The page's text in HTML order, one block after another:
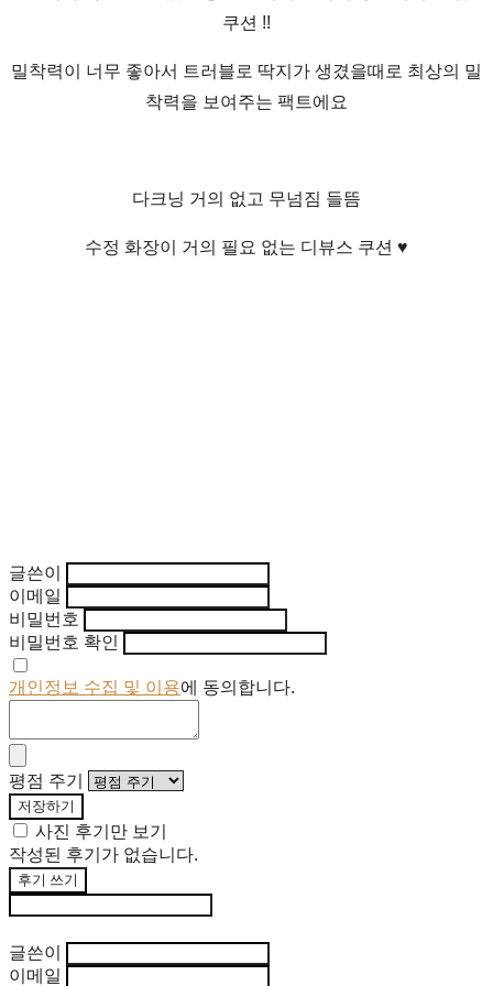
쿠션 !!
밀착력이 너무 좋아서 트러블로 딱지가 생겼을때로 최상의 밀
착력을 보여주는 팩트에요
다크닝 거의 없고 무넘짐 들뜸
수정 화장이 거의 필요 없는 디뷰스 쿠션 ♥︎
글쓴이
이메일
비밀번호
비밀번호 확인
개인정보 수집 및 이용에 동의합니다.
평점 주기
저장하기
사진 후기만 보기
작성된 후기가 없습니다.
후기 쓰기
글쓴이
이메일